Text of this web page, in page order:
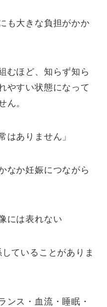
も大きな負担がかか
むほど、知らず知ら
やすい状態になって
ん。
はありません」
なか妊娠につながら
には表れない
ていることがありま
ンス・血流・睡眠・